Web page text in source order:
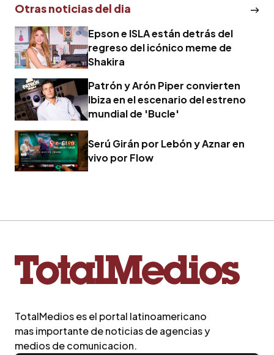
Otras noticias del dia
Epson e ISLA están detrás del
regreso del icónico meme de
Shakira
Patrón y Arón Piper convierten
Ibiza en el escenario del estreno
mundial de 'Bucle'
Serú Girán por Lebón y Aznar en
vivo por Flow
TotalMedios es el portal latinoamericano
mas importante de noticias de agencias y
medios de comunicacion.